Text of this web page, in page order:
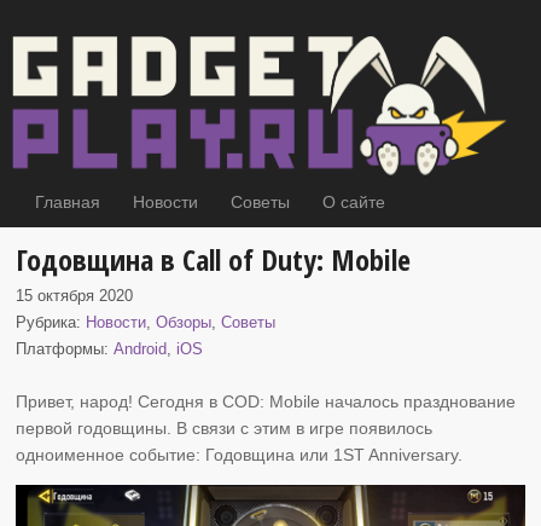
Главная Новости Советы О сайте
Годовщина в Call of Duty: Mobile
15 октября 2020
Рубрика: Новости,Обзоры,Советы
Платформы:Android, iOS
Привет, народ! Сегодня в COD: Mobile началось празднование
первой годовщины . В связи с этим в игре появилось
одноименное событие: Годовщина или 1ST Anniversary.